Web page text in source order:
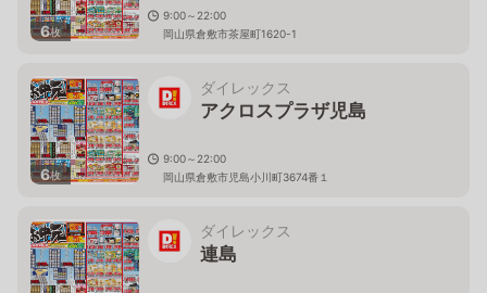
6枚
9:00～22:00
岡山県倉敷市茶屋町1620-1
6枚
ダイレックス
アクロスプラザ児島
9:00～22:00
岡山県倉敷市児島小川町3674番１
ダイレックス
連島